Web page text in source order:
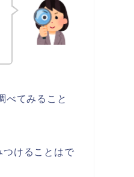
べてみること
けることはで